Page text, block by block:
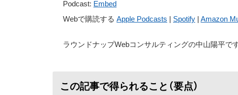
Podcast: Embed
Webで購読する Apple Podcasts | Spotify | Amazon
ラウンドナップWebコンサルティングの中山陽平です
この記事で得られること（要点）